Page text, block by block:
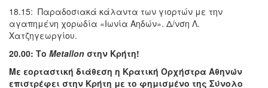
18.15: Παραδοσιακά κάλαντα των γιορτών με την
αγαπημένη χορωδία «Ιωνία Αηδών». Δ/νση Λ.
Χατζηγεωργίου.
20.00: Το Metallon στην Κρήτη!
Με εορταστική διάθεση η Κρατική Ορχήστρα Αθηνών
επιστρέφει στην Κρήτη με το φημισμένο της Σύνολο